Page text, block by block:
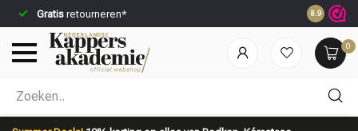
Gratis retourneren* Voor
8.9
0
Welke categorie ben jij naar op zoek?